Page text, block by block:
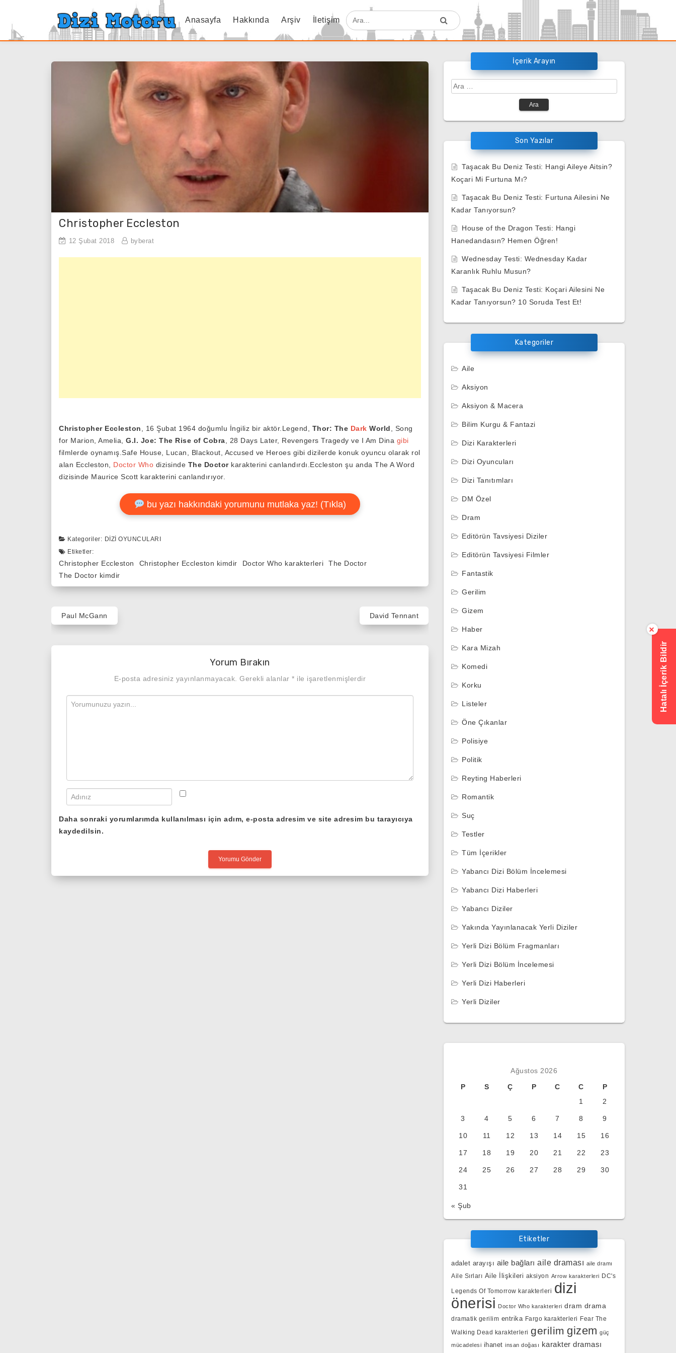
Anasayfa Hakkında Arşiv İletişim
Christopher Eccleston
12 Şubat 2018 byberat
Christopher Eccleston , 16 Şubat 1964 doğumlu İngiliz bir aktör.Legend, Thor: The Dark World , Song
for Marion, Amelia, G.I. Joe: The Rise of Cobra , 28 Days Later, Revengers Tragedy ve I Am Dina gibi
filmlerde oynamış.Safe House, Lucan, Blackout, Accused ve Heroes gibi dizilerde konuk oyuncu olarak rol
alan Eccleston, Doctor Who dizisinde The Doctorkarakterini canlandırdı.Eccleston şu anda The A Word
dizisinde Maurice Scott karakterini canlandırıyor.
bu yazı hakkındaki yorumunu mutlaka yaz! (Tıkla)
Kategoriler: DIZI OYUNCULARI
Etiketler:
Christopher Eccleston Christopher Eccleston kimdir Doctor Who karakterleri
The Doctor
The Doctor kimdir
Yazı
gezinmesi
Paul McGann David Tennant
Yorum Bırakın
E-posta adresiniz yayınlanmayacak. Gerekli alanlar* ile işaretlenmişlerdir
Daha sonraki yorumlarımda kullanılması için adım, e-posta adresim ve site adresim bu tarayıcıya
kaydedilsin.
İçerik Arayın
Arama:
Son Yazılar
Taşacak Bu Deniz Testi: Hangi Aileye Aitsin?
Koçari Mi Furtuna Mı?
Taşacak Bu Deniz Testi: Furtuna Ailesini Ne
Kadar Tanıyorsun?
House of the Dragon Testi: Hangi
Hanedandasın? Hemen Öğren!
Wednesday Testi: Wednesday Kadar
Karanlık Ruhlu Musun?
Taşacak Bu Deniz Testi: Koçari Ailesini Ne
Kadar Tanıyorsun? 10 Soruda Test Et!
Kategoriler
Aile
Aksiyon
Aksiyon & Macera
Bilim Kurgu & Fantazi
Dizi Karakterleri
Dizi Oyuncuları
Dizi Tanıtımları
DM Özel
Dram
Editörün Tavsiyesi Diziler
Editörün Tavsiyesi Filmler
Fantastik
Gerilim
Gizem
Haber
Kara Mizah
Komedi
Korku
Listeler
Öne Çıkanlar
Polisiye
Politik
Reyting Haberleri
Romantik
Suç
Testler
Tüm İçerikler
Yabancı Dizi Bölüm İncelemesi
Yabancı Dizi Haberleri
Yabancı Diziler
Yakında Yayınlanacak Yerli Diziler
Yerli Dizi Bölüm Fragmanları
Yerli Dizi Bölüm İncelemesi
Yerli Dizi Haberleri
Yerli Diziler
Ağustos 2026
P
S Ç P C C
P
1
2
3 4 5 6 7 8 9
10 11 12 13 14 15 16
17 18 19 20 21 22 23
24 25 26 27 28 29 30
31
« Şub
Etiketler
adalet arayışı aile bağları aile draması aile dramı
Aile Sırları Aile İlişkileri aksiyon Arrow karakterleri DC's
Legends Of Tomorrow karakterleri dizi
önerisi Doctor Who karakterleri dram drama
dramatik gerilim entrika Fargo karakterleri Fear The
Walking Dead karakterleri gerilim gizem güç
mücadelesi ihanet insan doğası karakter draması
Hatalı İçerik Bildir
×